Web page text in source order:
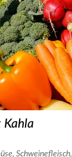
Kahla
Schweinefleisch,